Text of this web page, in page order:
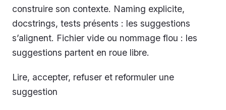
construire son contexte. Naming explicite,
docstrings, tests présents : les suggestions
s’alignent. Fichier vide ou nommage flou : les
suggestions partent en roue libre.
Lire, accepter, refuser et reformuler une
suggestion